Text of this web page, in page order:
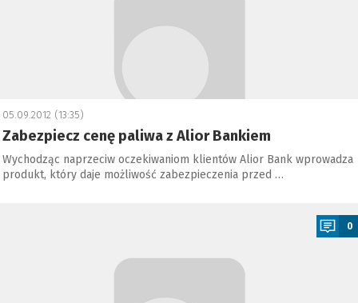
05.09.2012 (13:35)
Zabezpiecz cenę paliwa z Alior Bankiem
Wychodząc naprzeciw oczekiwaniom klientów Alior Bank wprowadza
produkt, który daje możliwość zabezpieczenia przed …
0